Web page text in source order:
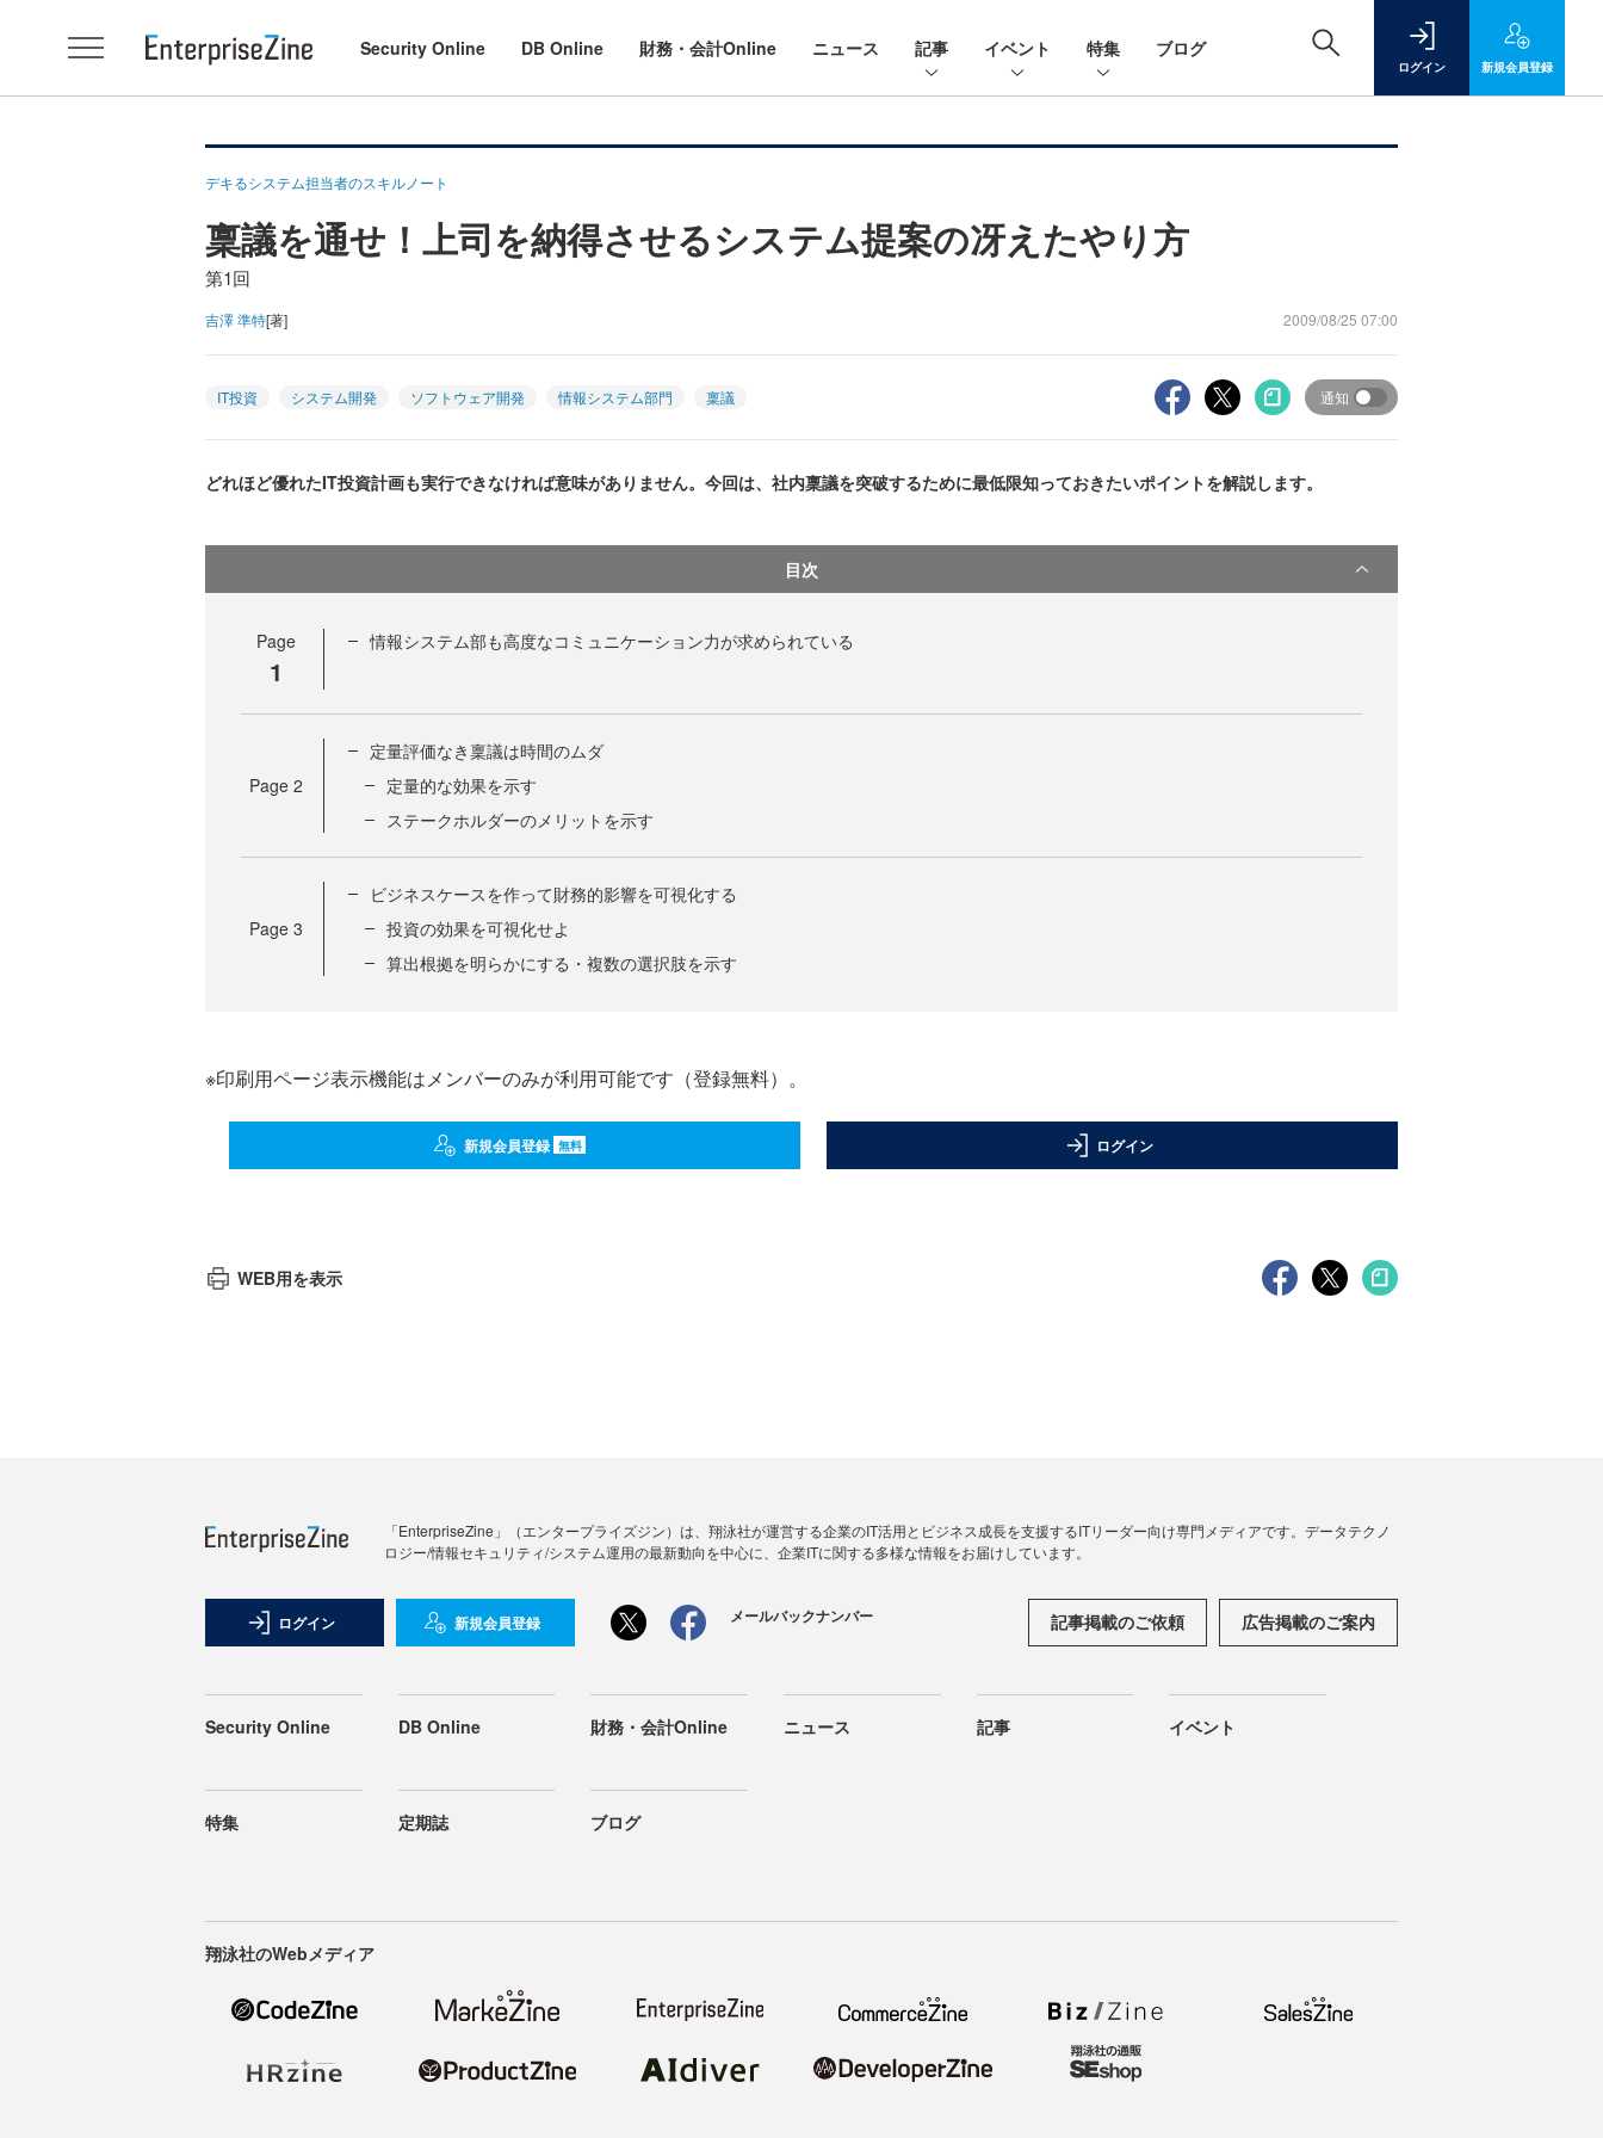
Security Online DB Online 財務・会計Online ニュース 記事 イベント 特集 ブログ
ログイン 新規会員登録
デキるシステム担当者のスキルノート
稟議を通せ！上司を納得させるシステム提案の冴えたやり方
第1回
吉澤 準特[著] 2009/08/25 07:00
IT投資 システム開発 ソフトウェア開発 情報システム部門 稟議 通知
どれほど優れたIT投資計画も実行できなければ意味がありません。今回は、社内稟議を突破するために最低限知っておきたいポイントを解説します。
目次
Page
1
情報システム部も高度なコミュニケーション力が求められている
Page 2
定量評価なき稟議は時間のムダ
定量的な効果を示す
ステークホルダーのメリットを示す
Page 3
ビジネスケースを作って財務的影響を可視化する
投資の効果を可視化せよ
算出根拠を明らかにする・複数の選択肢を示す
※印刷用ページ表示機能はメンバーのみが利用可能です（登録無料）。
新規会員登録 無料 ログイン
WEB用を表示
「EnterpriseZine」（エンタープライズジン）は、翔泳社が運営する企業のIT活用とビジネス成長を支援するITリーダー向け専門メディアです。データテクノ
ロジー/情報セキュリティ/システム運用の最新動向を中心に、企業ITに関する多様な情報をお届けしています。
ログイン 新規会員登録 メールバックナンバー 記事掲載のご依頼 広告掲載のご案内
Security Online DB Online 財務・会計Online ニュース 記事 イベント
特集 定期誌 ブログ
翔泳社のWebメディア